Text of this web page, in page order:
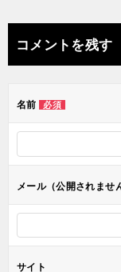
ナ
ビ
ー
ン
コメントを残す
名前 必須
メール（公開されませ
サイト